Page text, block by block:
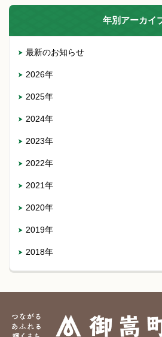
年別アーカイ
最新のお知らせ
2026年
2025年
2024年
2023年
2022年
2021年
2020年
2019年
2018年